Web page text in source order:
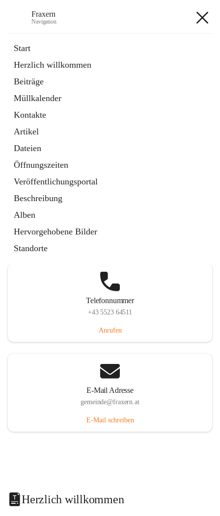
Fraxern
Navigation
Start
Herzlich willkommen
Beiträge
Müllkalender
Kontakte
Artikel
Dateien
Öffnungszeiten
Veröffentlichungsportal
Beschreibung
Alben
Hervorgehobene Bilder
Standorte
Ordner
in
Tab
Formulare
Artikel
öffnet
in
neuem
Tab
Telefonnummer
+43 5523 64511
Anrufen
E-Mail Adresse
gemeinde@fraxern.at
E-Mail schreiben
Herzlich willkommen